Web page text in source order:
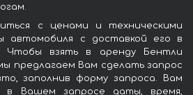
с ценами и техническими
автомобиля с доставкой его в
Чтобы взять в аренду Бентли
предлагаем Вам сделать запрос
заполнив форму запроса. Вам
в Вашем запросе даты, время,